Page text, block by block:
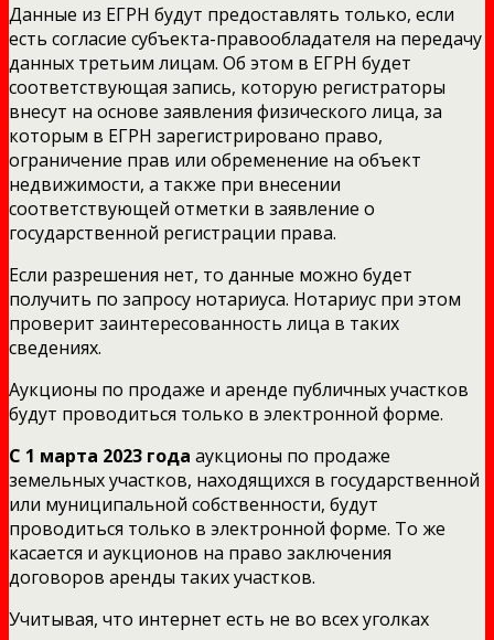
Данные из ЕГРН будут предоставлять только, если
есть согласие субъекта-правообладателя на передачу
данных третьим лицам. Об этом в ЕГРН будет
соответствующая запись, которую регистраторы
внесут на основе заявления физического лица, за
которым в ЕГРН зарегистрировано право,
ограничение прав или обременение на объект
недвижимости, а также при внесении
соответствующей отметки в заявление о
государственной регистрации права.
Если разрешения нет, то данные можно будет
получить по запросу нотариуса. Нотариус при этом
проверит заинтересованность лица в таких
сведениях.
Аукционы по продаже и аренде публичных участков
будут проводиться только в электронной форме.
С 1 марта 2023 года аукционы по продаже
земельных участков, находящихся в государственной
или муниципальной собственности, будут
проводиться только в электронной форме. То же
касается и аукционов на право заключения
договоров аренды таких участков.
Учитывая, что интернет есть не во всех уголках